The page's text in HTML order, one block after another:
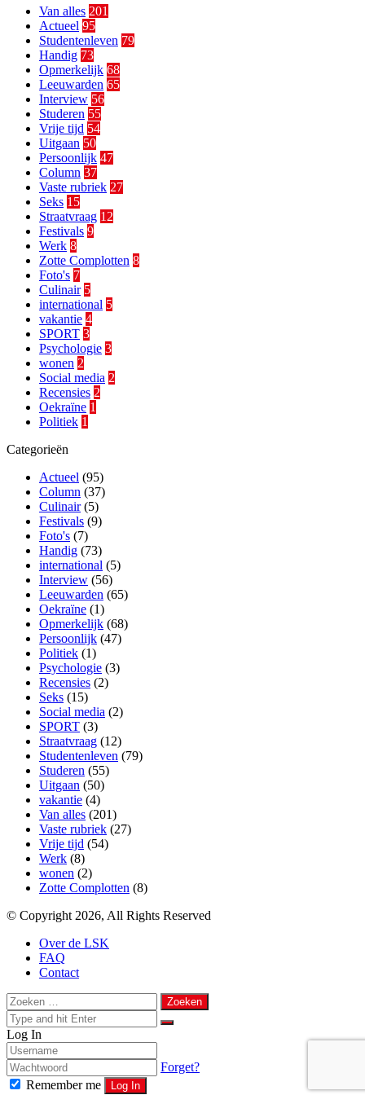
Van alles 201
Actueel 95
Studentenleven 79
Handig 73
Opmerkelijk 68
Leeuwarden 65
Interview 56
Studeren 55
Vrije tijd 54
Uitgaan 50
Persoonlijk 47
Column 37
Vaste rubriek 27
Seks 15
Straatvraag 12
Festivals 9
Werk 8
Zotte Complotten 8
Foto's 7
Culinair 5
international 5
vakantie 4
SPORT 3
Psychologie 3
wonen 2
Social media 2
Recensies 2
Oekraïne 1
Politiek 1
Categorieën
Actueel (95)
Column (37)
Culinair(5)
Festivals (9)
Foto's (7)
Handig (73)
international (5)
Interview (56)
Leeuwarden (65)
Oekraïne (1)
Opmerkelijk (68)
Persoonlijk (47)
Politiek (1)
Psychologie (3)
Recensies (2)
Seks (15)
Social media (2)
SPORT (3)
Straatvraag (12)
Studentenleven (79)
Studeren (55)
Uitgaan (50)
vakantie (4)
Van alles (201)
Vaste rubriek (27)
Vrije tijd (54)
Werk (8)
wonen (2)
Zotte Complotten (8)
© Copyright 2026, All Rights Reserved
Over de LSK
FAQ
Contact
Back
to
top
button
Close
Zoeken
naar:
Close
Search
Close
Log In
Forget?
Remember me
Log In